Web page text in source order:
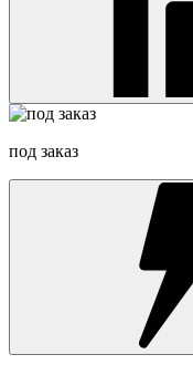
под заказ